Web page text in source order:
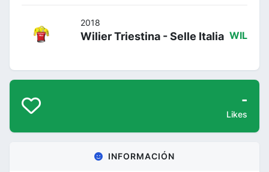
2018
Wilier Triestina - Selle Italia WIL
-
Likes
INFORMACIÓN